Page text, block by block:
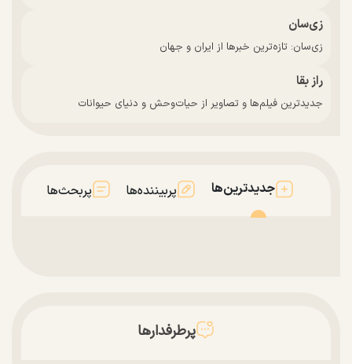
زی‌سان
زی‌سان: تازه‌ترین خبرها از ایران و جهان
راز بقا
جدیدترین فیلم‌ها و تصاویر از حیات‌وحش و دنیای حیوانات
جدیدترین‌ها پربیننده‌ها پربحث‌ها
پرطرفدارها